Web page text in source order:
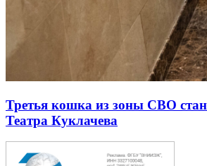
Третья кошка из зоны СВО
Театра Куклачева